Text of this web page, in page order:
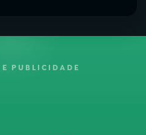
E PUBLICIDADE